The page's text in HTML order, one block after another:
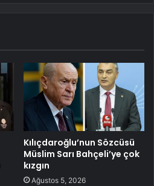
Kılıçdaroğlu’nun Sözcüsü
Müslim Sarı Bahçeli’ye çok
kızgın
Ağustos 5, 2026